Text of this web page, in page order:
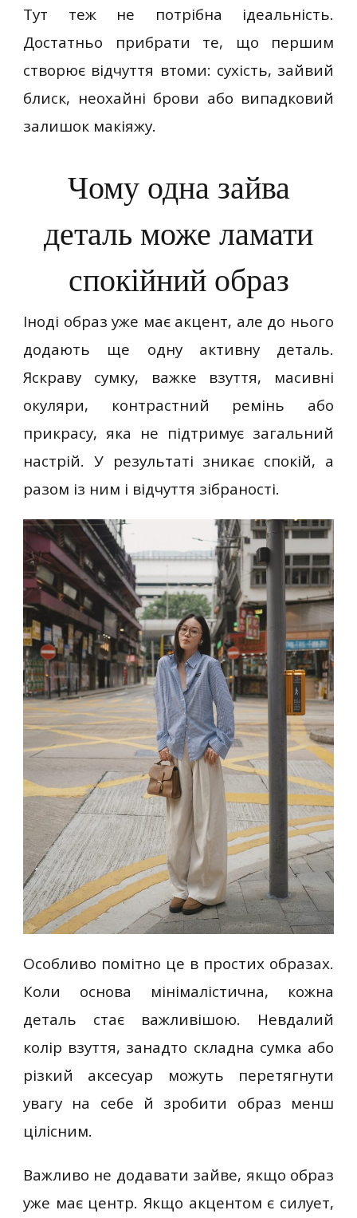
Тут теж не потрібна ідеальність.
Достатньо прибрати те, що першим
створює відчуття втоми: сухість, зайвий
блиск, неохайні брови або випадковий
залишок макіяжу.
Чому одна зайва
деталь може ламати
спокійний образ
Іноді образ уже має акцент, але до нього
додають ще одну активну деталь.
Яскраву сумку, важке взуття, масивні
окуляри, контрастний ремінь або
прикрасу, яка не підтримує загальний
настрій. У результаті зникає спокій, а
разом із ним і відчуття зібраності.
Особливо помітно це в простих образах.
Коли основа мінімалістична, кожна
деталь стає важливішою. Невдалий
колір взуття, занадто складна сумка або
різкий аксесуар можуть перетягнути
увагу на себе й зробити образ менш
цілісним.
Важливо не додавати зайве, якщо образ
уже має центр. Якщо акцентом є силует,